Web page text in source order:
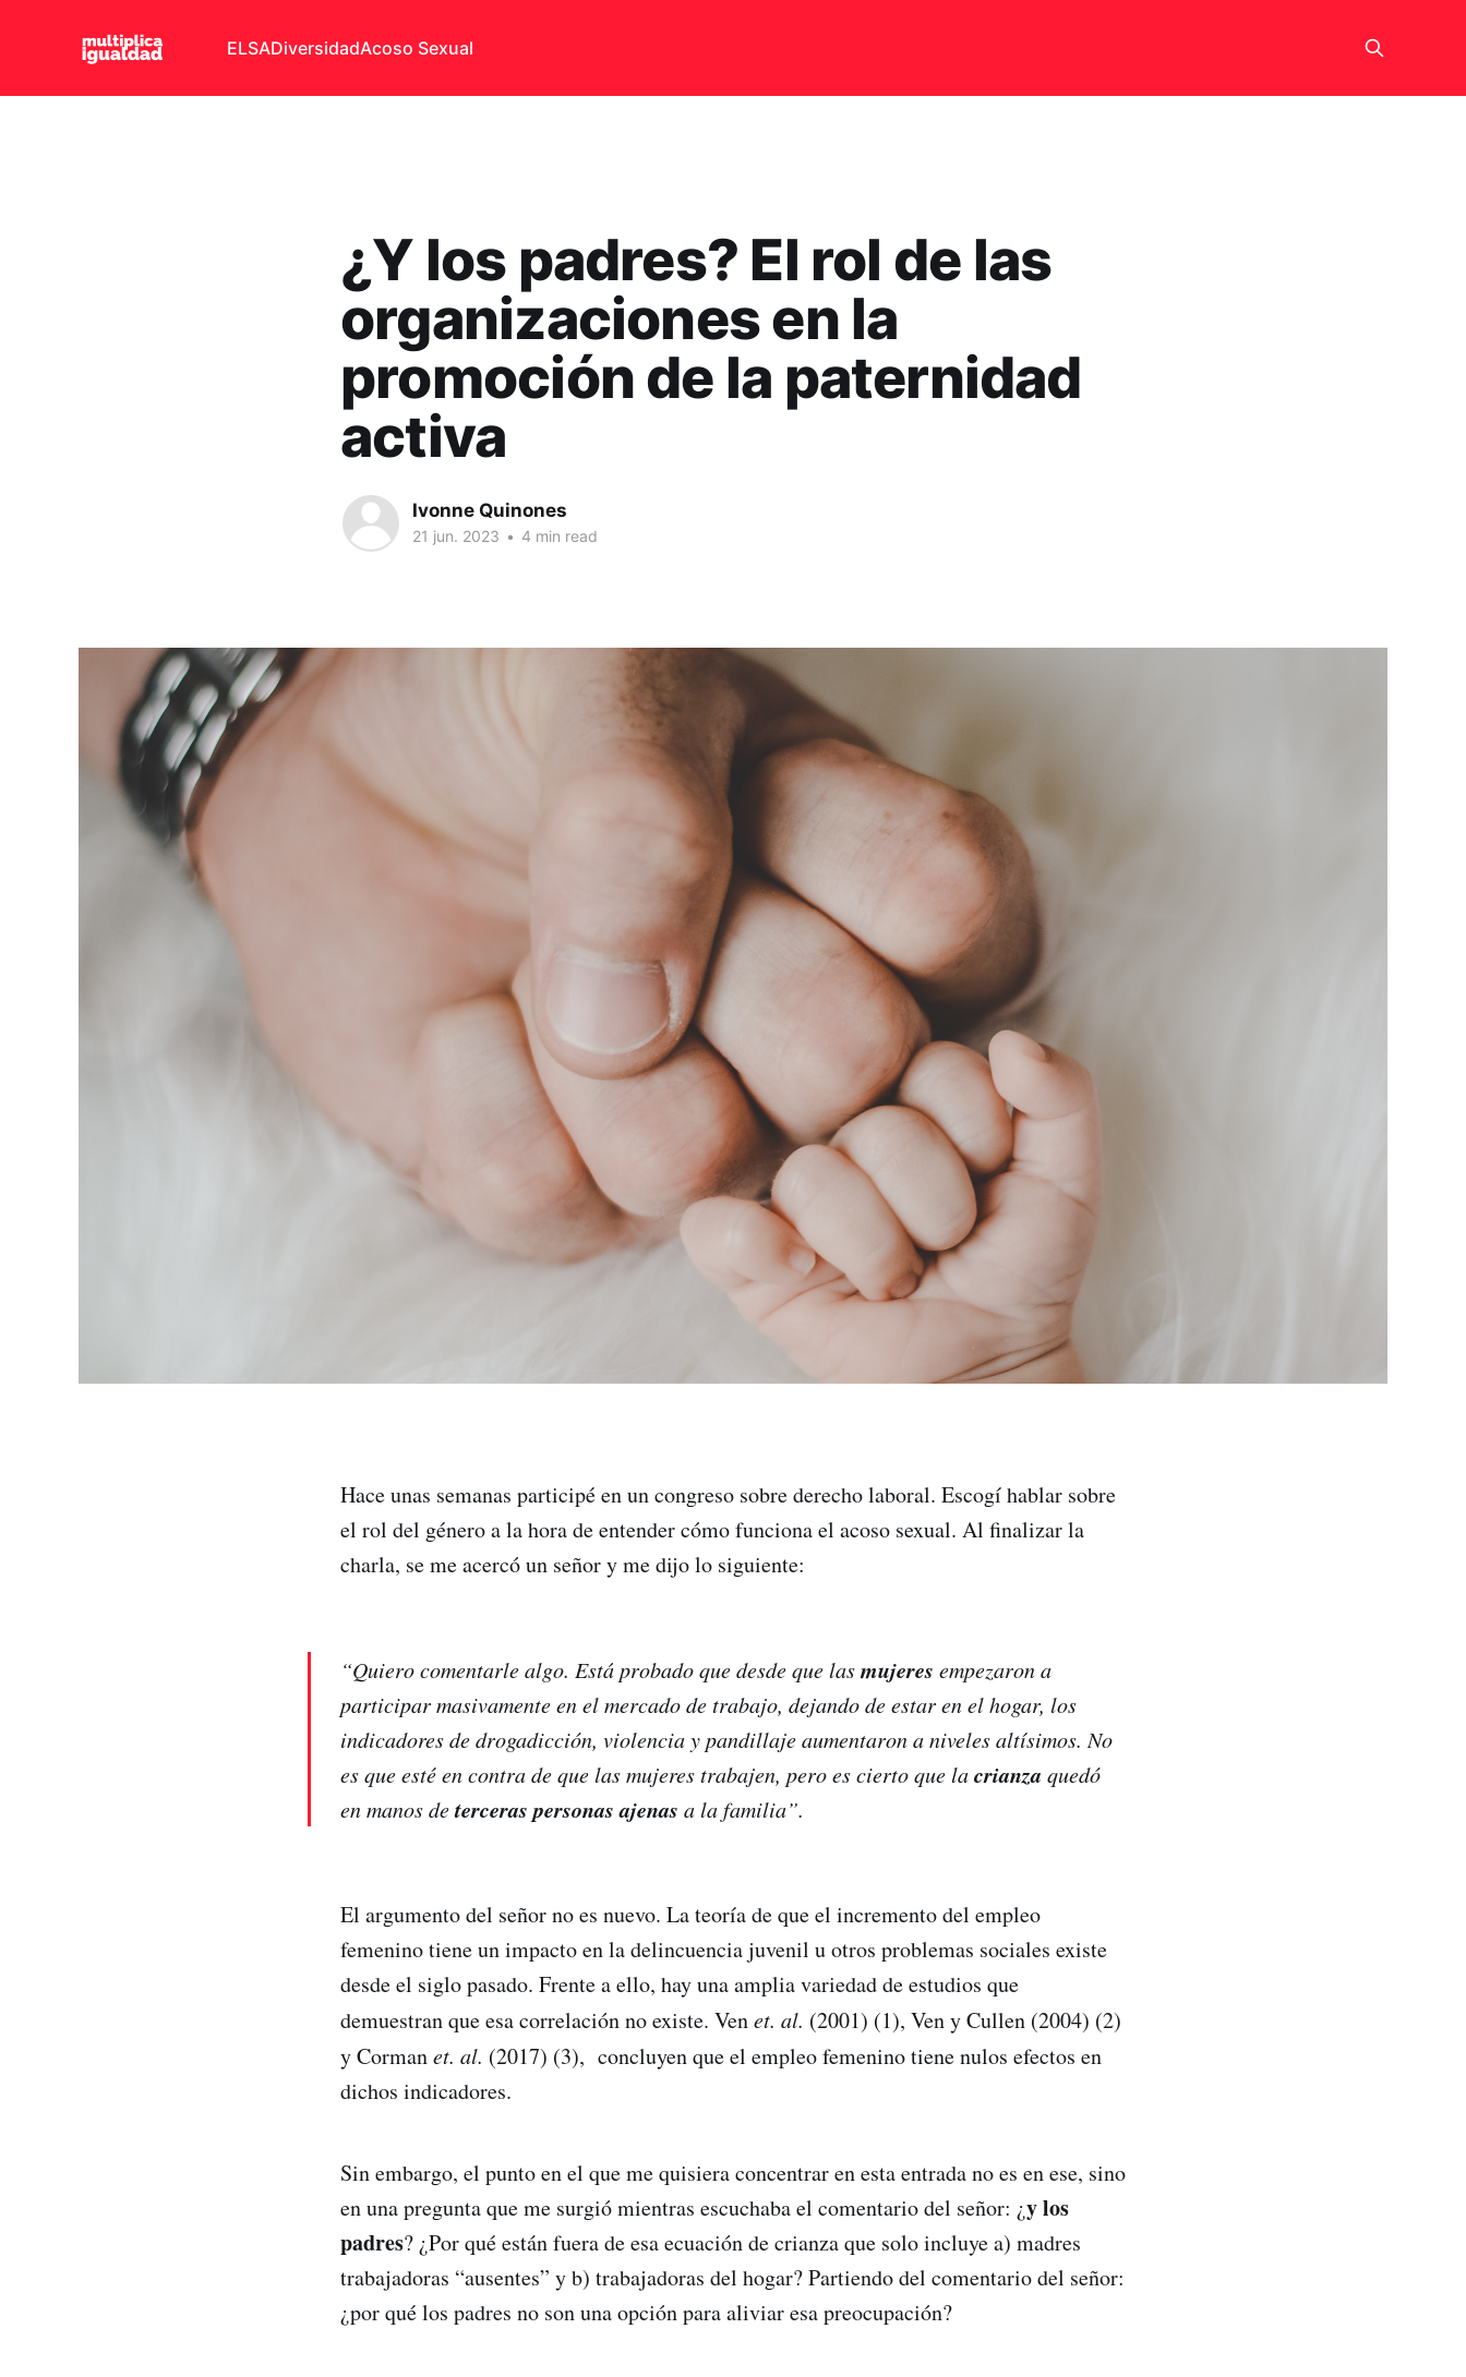
ELSADiversidadAcoso Sexual
¿Y los padres? El rol de las
organizaciones en la
promoción de la paternidad
activa
Ivonne Quinones
21 jun. 2023 • 4 min read
Hace unas semanas participé en un congreso sobre derecho laboral. Escogí hablar sobre
el rol del género a la hora de entender cómo funciona el acoso sexual. Al finalizar la
charla, se me acercó un señor y me dijo lo siguiente:
“Quiero comentarle algo. Está probado que desde que lasmujeres empezaron a
participar masivamente en el mercado de trabajo, dejando de estar en el hogar, los
indicadores de drogadicción, violencia y pandillaje aumentaron a niveles altísimos. No
es que esté en contra de que las mujeres trabajen, pero es cierto que lacrianza quedó
en manos deterceras personas ajenas a la familia”.
El argumento del señor no es nuevo. La teoría de que el incremento del empleo
femenino tiene un impacto en la delincuencia juvenil u otros problemas sociales existe
desde el siglo pasado. Frente a ello, hay una amplia variedad de estudios que
demuestran que esa correlación no existe. Venet. al. (2001) (1), Ven y Cullen (2004) (2)
y Cormanet. al. (2017) (3), concluyen que el empleo femenino tiene nulos efectos en
dichos indicadores.
Sin embargo, el punto en el que me quisiera concentrar en esta entrada no es en ese, sino
en una pregunta que me surgió mientras escuchaba el comentario del señor: ¿y los
padres? ¿Por qué están fuera de esa ecuación de crianza que solo incluye a) madres
trabajadoras “ausentes” y b) trabajadoras del hogar? Partiendo del comentario del señor:
¿por qué los padres no son una opción para aliviar esa preocupación?